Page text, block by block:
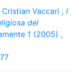
Cristian Vaccari , I
del
1 (2005) ,